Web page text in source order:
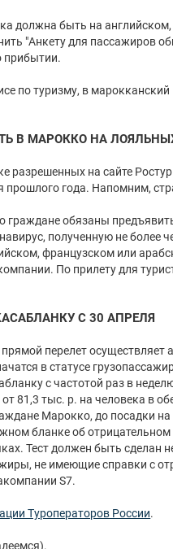
должна быть на
"Анкету для пассажиров
прибытии.
по туризму, в
В МАРОККО НА
разрешенных на сайте
прошлого года. Напомним,
граждане обязаны
полученную не более
французском или
По прилету для
С 30 АПРЕЛЯ
перелет
в статусе
с частотой раз в
81,3 тыс. р. на человека в
Марокко, до посадки
бланке об отрицательном
Тест должен быть сделан
не имеющие справки с
S7.
Туроператоров России.